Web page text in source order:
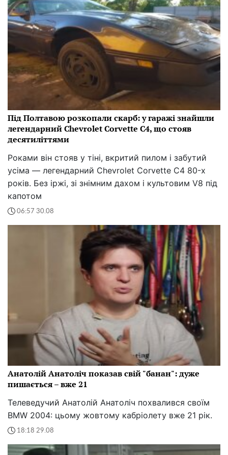
Під Полтавою розкопали скарб: у гаражі знайшли
легендарний Chevrolet Corvette C4, що стояв
десятиліттями
Роками він стояв у тіні, вкритий пилом і забутий
усіма — легендарний Chevrolet Corvette C4 80-х
років. Без іржі, зі знімним дахом і культовим V8 під
капотом
06:57 30.08
Анатолій Анатоліч показав свій "банан": дуже
пишається – вже 21
Телеведучий Анатолій Анатоліч похвалився своїм
BMW 2004: цьому жовтому кабріолету вже 21 рік.
18:18 29.08